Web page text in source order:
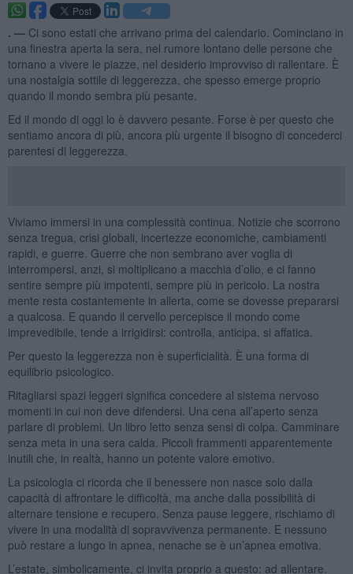
. — Ci sono estati che arrivano prima del calendario. Cominciano in
una finestra aperta la sera, nel rumore lontano delle persone che
tornano a vivere le piazze, nel desiderio improvviso di rallentare. È
una nostalgia sottile di leggerezza, che spesso emerge proprio
quando il mondo sembra più pesante.
Ed il mondo di oggi lo è davvero pesante. Forse è per questo che
sentiamo ancora di più, ancora più urgente il bisogno di concederci
parentesi di leggerezza.
Viviamo immersi in una complessità continua. Notizie che scorrono
senza tregua, crisi globali, incertezze economiche, cambiamenti
rapidi, e guerre. Guerre che non sembrano aver voglia di
interrompersi, anzi, si moltiplicano a macchia d’olio, e ci fanno
sentire sempre più impotenti, sempre più in pericolo. La nostra
mente resta costantemente in allerta, come se dovesse prepararsi
a qualcosa. E quando il cervello percepisce il mondo come
imprevedibile, tende a irrigidirsi: controlla, anticipa, si affatica.
Per questo la leggerezza non è superficialità. È una forma di
equilibrio psicologico.
Ritagliarsi spazi leggeri significa concedere al sistema nervoso
momenti in cui non deve difendersi. Una cena all’aperto senza
parlare di problemi. Un libro letto senza sensi di colpa. Camminare
senza meta in una sera calda. Piccoli frammenti apparentemente
inutili che, in realtà, hanno un potente valore emotivo.
La psicologia ci ricorda che il benessere non nasce solo dalla
capacità di affrontare le difficoltà, ma anche dalla possibilità di
alternare tensione e recupero. Senza pause leggere, rischiamo di
vivere in una modalità di sopravvivenza permanente. E nessuno
può restare a lungo in apnea, nenache se è un’apnea emotiva.
L’estate, simbolicamente, ci invita proprio a questo: ad allentare.